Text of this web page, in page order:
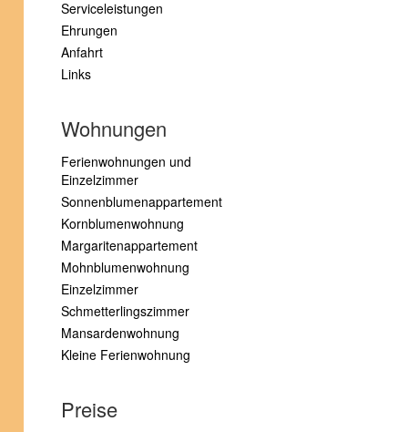
Serviceleistungen
Ehrungen
Anfahrt
Links
Wohnungen
Ferienwohnungen und
Einzelzimmer
Sonnenblumenappartement
Kornblumenwohnung
Margaritenappartement
Mohnblumenwohnung
Einzelzimmer
Schmetterlingszimmer
Mansardenwohnung
Kleine Ferienwohnung
Preise